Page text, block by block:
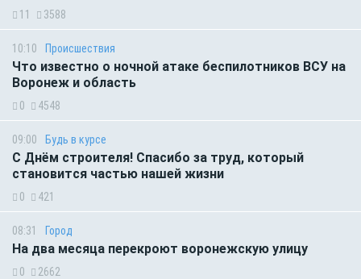
11 3588
10:10 Происшествия
Что известно о ночной атаке беспилотников ВСУ на
Воронеж и область
0 4548
09:00 Будь в курсе
С Днём строителя! Спасибо за труд, который
становится частью нашей жизни
0 421
08:31 Город
На два месяца перекроют воронежскую улицу
0 2662